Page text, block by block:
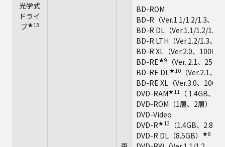
光学式
ドライ
ブ★13
BD-ROM
BD-R（Ver.1.1/1.2/1.3、
BD-R DL（Ver.1.1/1.2/1.3
BD-R LTH（Ver.1.2/1.3、
BD-R XL（Ver.2.0、100GB
BD-RE★9
（Ver. 2.1、25GB
BD-RE DL★10
（Ver.2.1、
BD-RE XL（Ver.3.0、
DVD-RAM★11
（ 1.4GB、
DVD-ROM（1層、2層）
DVD-Video
DVD-R★12
（1.4GB、
DVD-R DL（8.5GB）
★8